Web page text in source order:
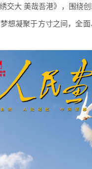
交大 美哉吾港》，围绕
想凝聚于方寸之间，全